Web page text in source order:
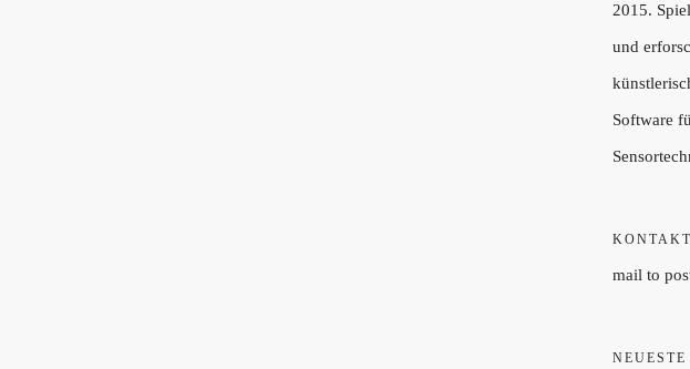
2015.
und
Software
KONTAKT
mail to